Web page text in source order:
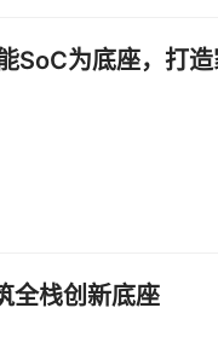
SoC为底座，打
全栈创新底座